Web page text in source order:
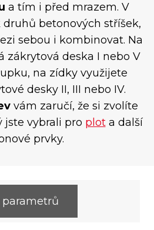
a tím i před mrazem. V
betonových stříšek,
sebou i kombinovat. Na
zákrytová deska I nebo V
na zídky využijete
desky II, III nebo IV.
vám zaručí, že si zvolíte
jste vybrali pro plota další
prvky.
parametrů